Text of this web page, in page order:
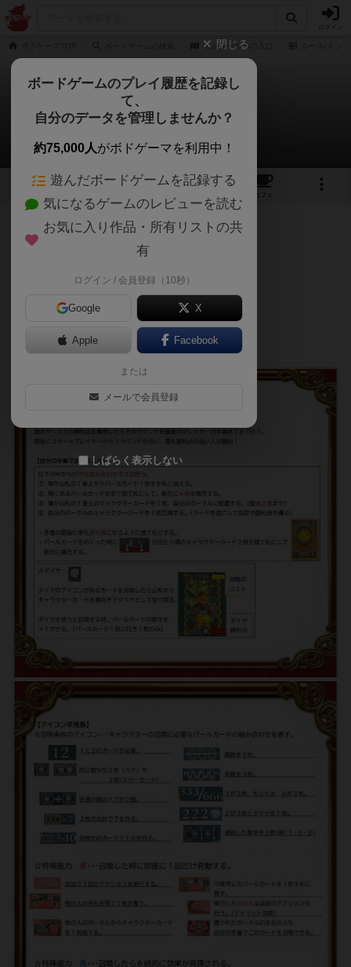
モルタールへの入口
モルタールへの入口
スエ (とまり木)さんのルール/インスト
16 4
カフェ
75名 1名 0 2年弱前
自作サマリーを作成しました😊
もしよろしければご活用ください✨️
間違いがあったらすいません💦
閉じる
ボードゲームのプレイ履歴を記録し
て、
自分のデータを管理しませんか？
約75,000人がボドゲーマを利用中！
遊んだボードゲームを記録する
気になるゲームのレビューを読む
お気に入り作品・所有リストの共
有
ログイン / 会員登録（10秒）
Google X
Apple Facebook
または
メールで会員登録
しばらく表示しない